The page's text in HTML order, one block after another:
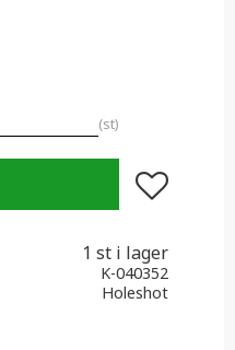
st
Lägg till i
1 st i lager
K-040352
Holeshot